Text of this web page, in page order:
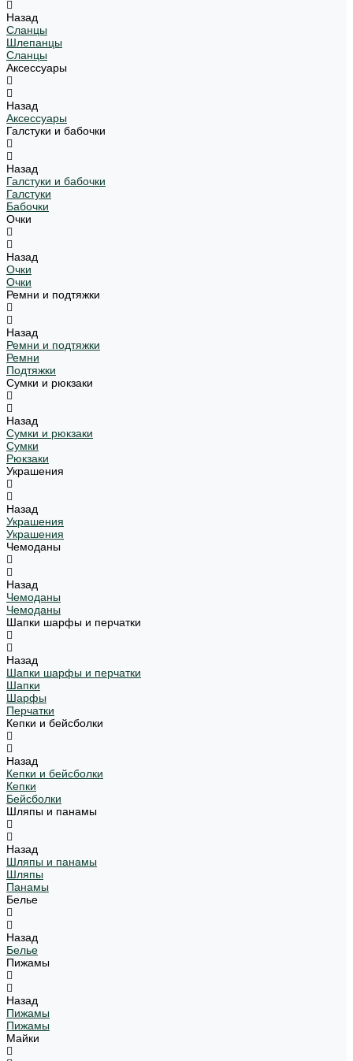
Назад
Сланцы
Шлепанцы
Сланцы
Аксессуары
Назад
Аксессуары
Галстуки и бабочки
Назад
Галстуки и бабочки
Галстуки
Бабочки
Очки
Назад
Очки
Очки
Ремни и подтяжки
Назад
Ремни и подтяжки
Ремни
Подтяжки
Сумки и рюкзаки
Назад
Сумки и рюкзаки
Сумки
Рюкзаки
Украшения
Назад
Украшения
Украшения
Чемоданы
Назад
Чемоданы
Чемоданы
Шапки шарфы и перчатки
Назад
Шапки шарфы и перчатки
Шапки
Шарфы
Перчатки
Кепки и бейсболки
Назад
Кепки и бейсболки
Кепки
Бейсболки
Шляпы и панамы
Назад
Шляпы и панамы
Шляпы
Панамы
Белье
Назад
Белье
Пижамы
Назад
Пижамы
Пижамы
Майки